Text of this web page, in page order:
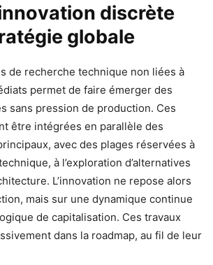
discrète
globale
de recherche technique non liées à
permet de faire émerger des
sans pression de production. Ces
être intégrées en parallèle des
avec des plages réservées à
à l’exploration d’alternatives
L’innovation ne repose alors
mais sur une dynamique continue
de capitalisation. Ces travaux
dans la roadmap, au fil de leur